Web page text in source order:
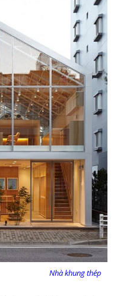
thép